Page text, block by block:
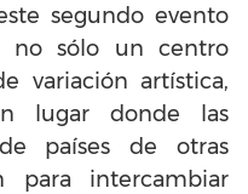
segundo evento
no sólo un centro
variación artística,
lugar donde las
países de otras
para intercambiar